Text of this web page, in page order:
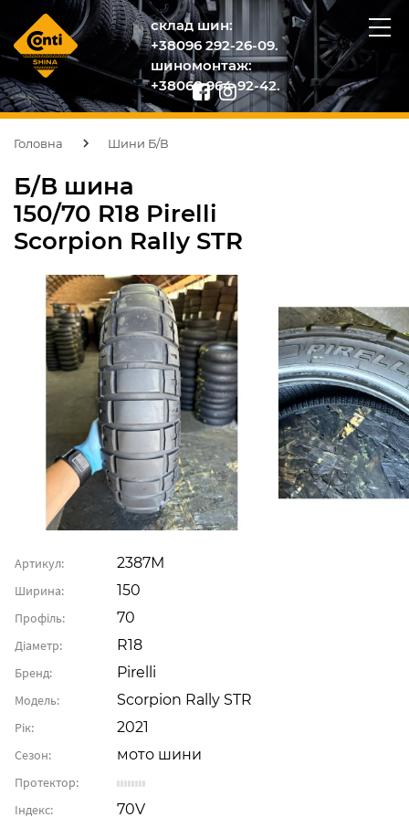
склад шин:
+38096 292-26-09.
шиномонтаж:
+38068 964-92-42.
Головна Шини Б/В
Б/В шина
150/70 R18 Pirelli
Scorpion Rally STR
Артикул: 2387М
Ширина: 150
Профіль: 70
Діаметр: R18
Бренд: Pirelli
Модель: Scorpion Rally STR
Рік: 2021
Сезон: мото шини
Протектор:
Індекс:
70V